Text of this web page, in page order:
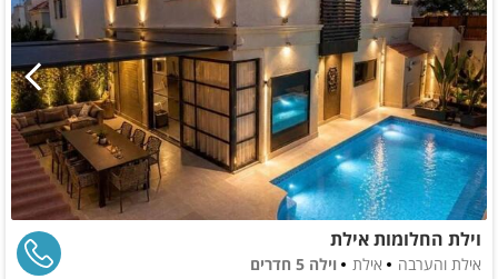
וילת החלומות אילת
אילת והערבה אילת
וילה 5 חדרים